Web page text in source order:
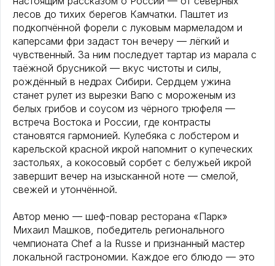
лесов до тихих берегов Камчатки. Паштет из
подкопчённой форели с луковым мармеладом и
каперсами фри задаст тон вечеру — лёгкий и
чувственный. За ним последует тартар из марала с
таёжной брусникой — вкус чистоты и силы,
рождённый в недрах Сибири. Сердцем ужина
станет рулет из вырезки Вагю с мороженым из
белых грибов и соусом из чёрного трюфеля —
встреча Востока и России, где контрасты
становятся гармонией. Кулебяка с лобстером и
карельской красной икрой напомнит о купеческих
застольях, а кокосовый сорбет с белужьей икрой
завершит вечер на изысканной ноте — смелой,
свежей и утончённой.
Автор меню — шеф-повар ресторана «Парк»
Михаил Машков, победитель регионального
чемпионата Chef a la Russe и признанный мастер
локальной гастрономии. Каждое его блюдо — это